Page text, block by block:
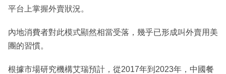
平台上掌握外賣狀況。
內地消費者對此模式顯然相當受落，幾乎已形成叫外賣用美
團的習慣。
根據市場研究機構艾瑞預計，從2017年到2023年，中國餐